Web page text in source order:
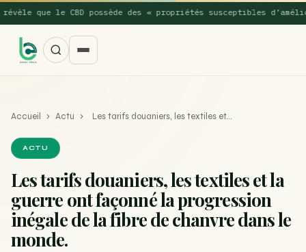
que le CBD possède des « propriétés susceptibles
SUGGESTIONS POPULAIRES
Une nouvelle étude montre que la vaporisation du
cannabis réduit de 99…
Accueil › Actu › Les tarifs douaniers, les textiles et…
ACTU
Les tarifs douaniers, les textiles et la
guerre ont façonné la progression
inégale de la fibre de chanvre dans le
monde.